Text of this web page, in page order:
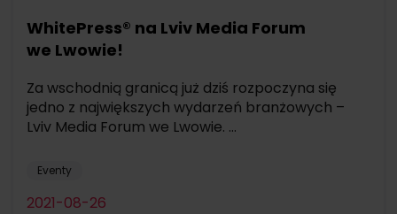
WhitePress® na Lviv Media Forum
we Lwowie!
Za wschodnią granicą już dziś rozpoczyna się
jedno z największych wydarzeń branżowych –
Lviv Media Forum we Lwowie. ...
Eventy
2021-08-26